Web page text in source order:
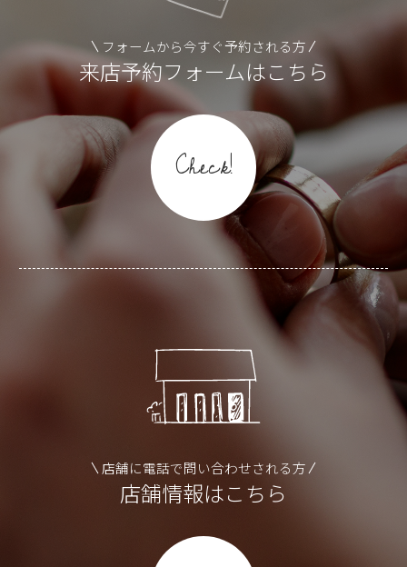
フォームから今すぐ予約される方
来店予約フォームはこちら
Check!
店舗に電話で問い合わせされる方
店舗情報はこちら